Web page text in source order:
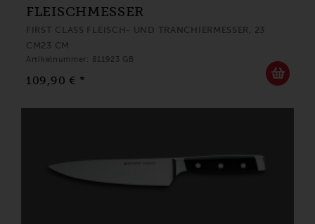
FLEISCHMESSER
FIRST CLASS FLEISCH- UND TRANCHIERMESSER, 23
CM23 CM
Artikelnummer: 811923 GB
109,90 € *